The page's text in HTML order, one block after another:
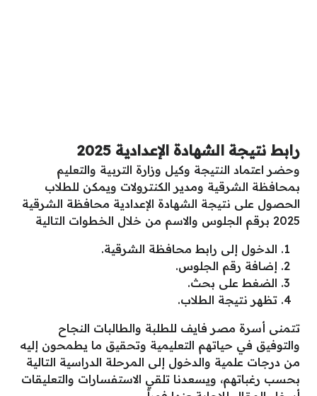
رابط نتيجة الشهادة الإعدادية 2025
وحضر اعتماد النتيجة وكيل وزارة التربية والتعليم
بمحافظة الشرقية ومدير الكنترولات ويمكن للطلاب
الحصول على نتيجة الشهادة الإعدادية محافظة الشرقية
2025 برقم الجلوس والاسم من خلال الخطوات التالية
الدخول إلى رابط محافظة الشرقية.
إضافة رقم الجلوس.
الضغط على بحث.
تظهر نتيجة الطلاب.
تتمنى أسرة مصر فايف للطلبة والطالبات النجاح
والتوفيق في حياتهم التعليمية وتحقيق ما يطمحون إليه
من درجات علمية والدخول إلى المرحلة الدراسية التالية
بحسب رغباتهم، ويسعدنا تلقي الاستفسارات والتعليقات